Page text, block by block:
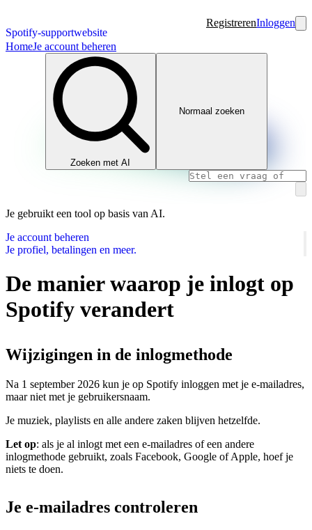
Spotify-supportwebsite
RegistrerenInloggen
HomeJe account beheren
Zoeken met AI
Normaal zoeken
Je gebruikt een tool op basis van AI.
Je account beheren
Je profiel, betalingen en meer.
De manier waarop je inlogt op
Spotify verandert
Wijzigingen in de inlogmethode
Na 1 september 2026 kun je op Spotify inloggen met je e-mailadres,
maar niet met je gebruikersnaam.
Je muziek, playlists en alle andere zaken blijven hetzelfde.
Let op: als je al inlogt met een e-mailadres of een andere
inlogmethode gebruikt, zoals Facebook, Google of Apple, hoef je
niets te doen.
Je e-mailadres controleren